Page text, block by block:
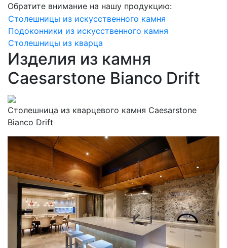
Обратите внимание на нашу продукцию:
Столешницы из искусственного камня
Подоконники из искусственного камня
Столешницы из кварца
Изделия из камня
Caesarstone Bianco Drift
Столешница из кварцевого камня Caesarstone
Bianco Drift